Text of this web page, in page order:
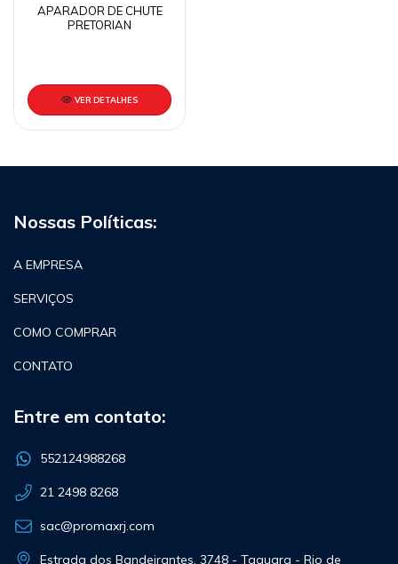
APARADOR DE CHUTE
PRETORIAN
VER DETALHES
Nossas Políticas:
A EMPRESA
SERVIÇOS
COMO COMPRAR
CONTATO
Entre em contato:
552124988268
21 2498 8268
sac@promaxrj.com
Estrada dos Bandeirantes, 3748 - Taquara - Rio de